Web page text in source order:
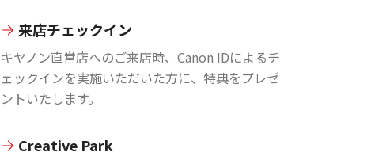
来店チェックイン
キヤノン直営店へのご来店時、Canon IDによるチ
ェックインを実施いただいた方に、特典をプレゼ
ントいたします。
Creative Park